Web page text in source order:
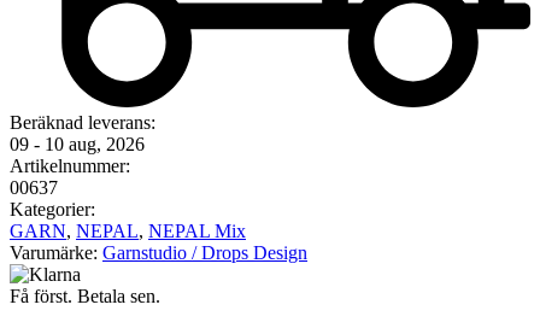
Beräknad leverans:
09 - 10 aug, 2026
Artikelnummer:
00637
Kategorier:
GARN, NEPAL, NEPAL Mix
Varumärke: Garnstudio / Drops Design
Få först. Betala sen.